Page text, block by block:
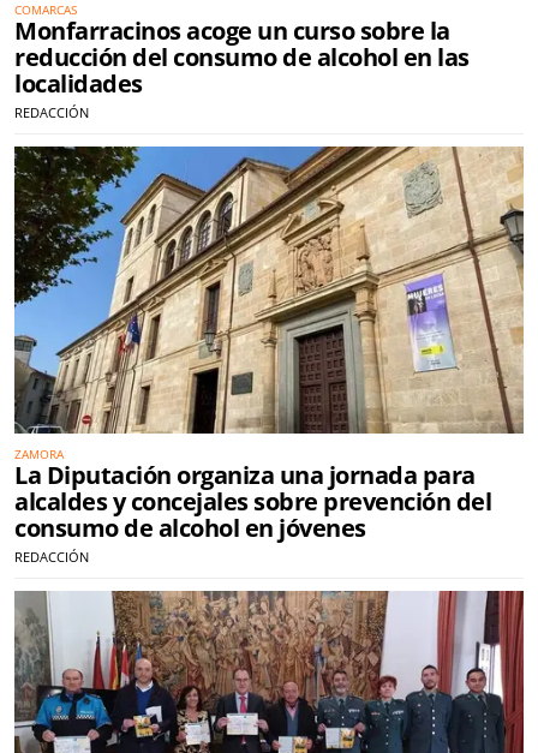
COMARCAS
Monfarracinos acoge un curso sobre la
reducción del consumo de alcohol en las
localidades
REDACCIÓN
ZAMORA
La Diputación organiza una jornada para
alcaldes y concejales sobre prevención del
consumo de alcohol en jóvenes
REDACCIÓN